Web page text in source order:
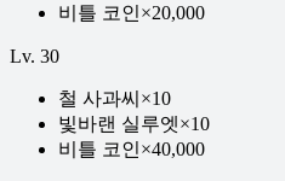
비틀 코인×20,000
Lv. 30
철 사과씨 ×10
빛바랜 실루엣×10
비틀 코인×40,000